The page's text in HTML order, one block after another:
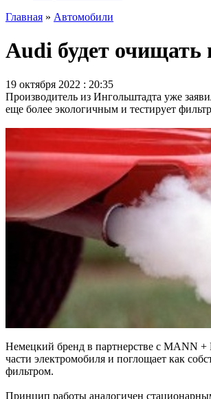
Главная » Автомобили
Audi будет
19 октября 2022 : 20:35
Производитель из Ингольштадта уже
еще более экологичным и тестирует
Немецкий бренд в партнерстве с MANN +
части электромобиля и поглощает как
фильтром.
Принцип работы аналогичен